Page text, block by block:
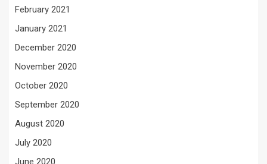
February 2021
January 2021
December 2020
November 2020
October 2020
September 2020
August 2020
July 2020
June 2020